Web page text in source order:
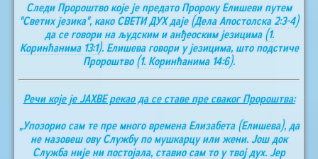
Следи Пророштво које је предато Пророку Елишеви путем
"Светих језика", како СВЕТИ ДУХ даје (Дела Апостолска 2:3-4)
да се говори на људским и анђеоским језицима (1.
Коринћанима 13:1). Елишева говори у језицима, што подстиче
Пророштво (1. Коринћанима 14:6).
Речи које је ЈАХВЕ рекао да се ставе пре сваког Пророштва:
„Упозорио сам те пре много времена Елизабета (Елишева), да
не назовеш ову Службу по мушкарцу или жени. Још док
Служба није ни постојала, ставио сам то у твој дух. Јер